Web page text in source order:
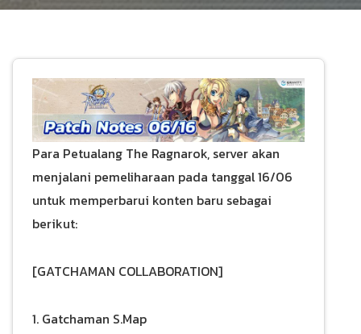
Para Petualang The Ragnarok, server akan
menjalani pemeliharaan pada tanggal 16/06
untuk memperbarui konten baru sebagai
berikut:
[GATCHAMAN COLLABORATION]
1. Gatchaman S.Map